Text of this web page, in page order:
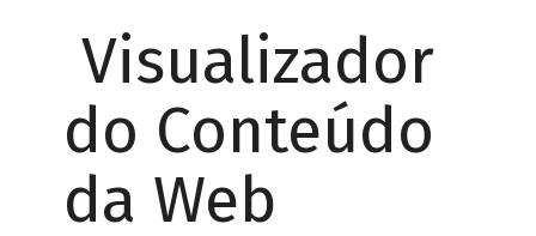
Visualizador
do Conteúdo
da Web